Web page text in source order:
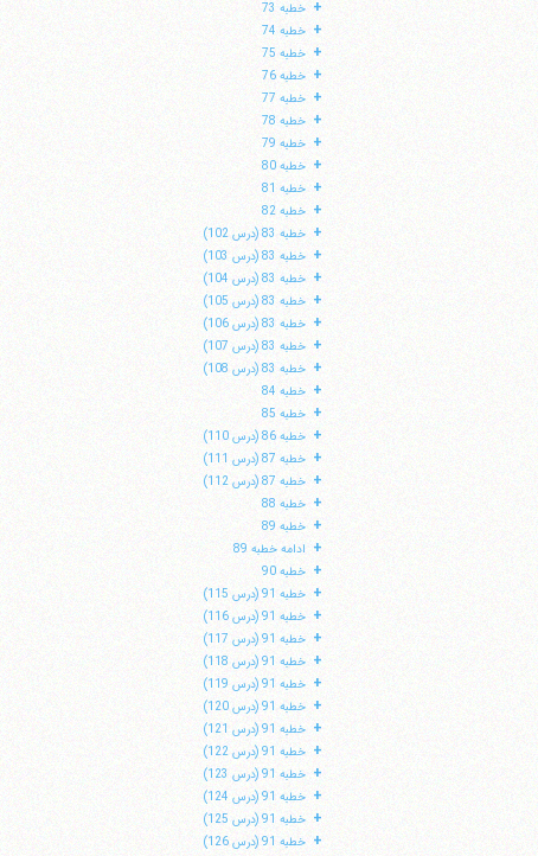
+ خطبه 73
+ خطبه 74
+ خطبه 75
+ خطبه 76
+ خطبه 77
+ خطبه 78
+ خطبه 79
+ خطبه 80
+ خطبه 81
+ خطبه 82
+ خطبه 83 (درس 102)
+ خطبه 83 (درس 103)
+ خطبه 83 (درس 104)
+ خطبه 83 (درس 105)
+ خطبه 83 (درس 106)
+ خطبه 83 (درس 107)
+ خطبه 83 (درس 108)
+ خطبه 84
+ خطبه 85
+ خطبه 86 (درس 110)
+ خطبه 87 (درس 111)
+ خطبه 87 (درس 112)
+ خطبه 88
+ خطبه 89
+ ادامه خطبه 89
+ خطبه 90
+ خطبه 91 (درس 115)
+ خطبه 91 (درس 116)
+ خطبه 91 (درس 117)
+ خطبه 91 (درس 118)
+ خطبه 91 (درس 119)
+ خطبه 91 (درس 120)
+ خطبه 91 (درس 121)
+ خطبه 91 (درس 122)
+ خطبه 91 (درس 123)
+ خطبه 91 (درس 124)
+ خطبه 91 (درس 125)
+ خطبه 91 (درس 126)